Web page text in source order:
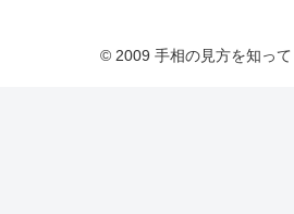
© 2009 手相の見方を知っ